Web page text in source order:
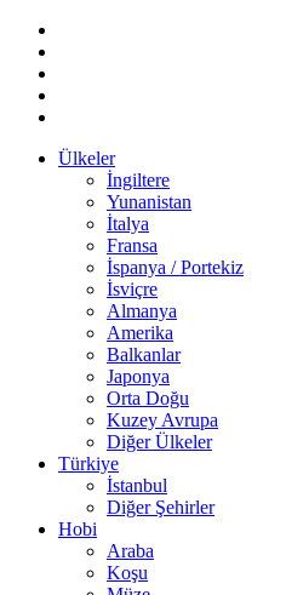
Ülkeler
İngiltere
Yunanistan
İtalya
Fransa
İspanya / Portekiz
İsviçre
Almanya
Amerika
Balkanlar
Japonya
Orta Doğu
Kuzey Avrupa
Diğer Ülkeler
Türkiye
İstanbul
Diğer Şehirler
Hobi
Araba
Koşu